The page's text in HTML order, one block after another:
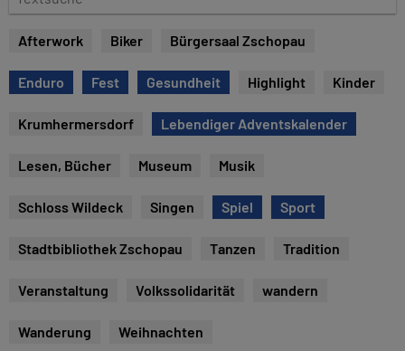
e
s
u
Afterwork Biker Bürgersaal Zschopau
Enduro Fest Gesundheit Highlight Kinder
Krumhermersdorf Lebendiger Adventskalender
Lesen, Bücher Museum Musik
Schloss Wildeck Singen Spiel Sport
Stadtbibliothek Zschopau Tanzen Tradition
Veranstaltung Volkssolidarität wandern
Wanderung Weihnachten